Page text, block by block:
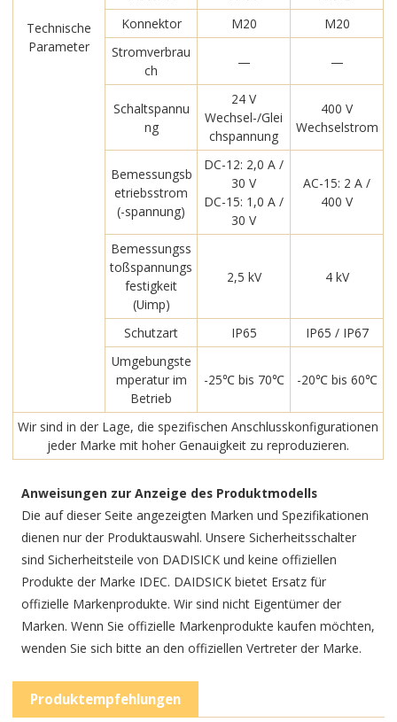
Technische
Parameter
Konnektor
M20
M20
Stromverbrau
ch
— —
Schaltspannu
ng
24 V
Wechsel-/Glei
chspannung
400 V
Wechselstrom
Bemessungsb
etriebsstrom
(-spannung)
DC-12: 2,0 A /
30 V
DC-15: 1,0 A /
30 V
AC-15: 2 A /
400 V
Bemessungss
toßspannungs
festigkeit
(Uimp)
2,5 kV 4 kV
Schutzart IP65
IP65 / IP67
Umgebungste
mperatur im
Betrieb
-25℃ bis 70℃ -20℃ bis 60℃
Wir sind in der Lage, die spezifischen Anschlusskonfigurationen
jeder Marke mit hoher Genauigkeit zu reproduzieren.
Anweisungen zur Anzeige des Produktmodells
Die auf dieser Seite angezeigten Marken und Spezifikationen
dienen nur der Produktauswahl. Unsere Sicherheitsschalter
sind Sicherheitsteile von DADISICK und keine offiziellen
Produkte der Marke IDEC. DAIDSICK bietet Ersatz für
offizielle Markenprodukte. Wir sind nicht Eigentümer der
Marken. Wenn Sie offizielle Markenprodukte kaufen möchten,
wenden Sie sich bitte an den offiziellen Vertreter der Marke.
Produktempfehlungen